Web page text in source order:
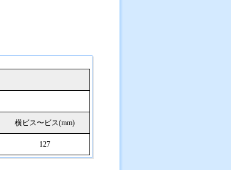
横ビス〜ビス(mm)
127